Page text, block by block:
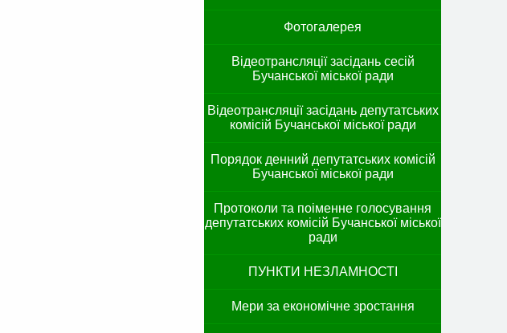
Фотогалерея
Відеотрансляції засідань сесій
Бучанської міської ради
Відеотрансляції засідань депутатських
комісій Бучанської міської ради
Порядок денний депутатських комісій
Бучанської міської ради
Протоколи та поіменне голосування
депутатських комісій Бучанської міської
ради
ПУНКТИ НЕЗЛАМНОСТІ
Мери за економічне зростання